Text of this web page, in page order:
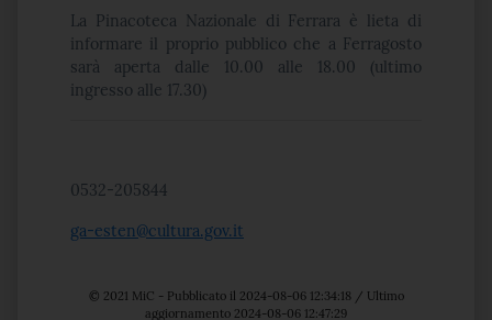
La Pinacoteca Nazionale di Ferrara è lieta di
informare il proprio pubblico che a Ferragosto
sarà aperta dalle 10.00 alle 18.00 (ultimo
ingresso alle 17.30)
0532-205844
ga-esten@cultura.gov.it
© 2021 MiC - Pubblicato il 2024-08-06 12:34:18 / Ultimo
aggiornamento 2024-08-06 12:47:29